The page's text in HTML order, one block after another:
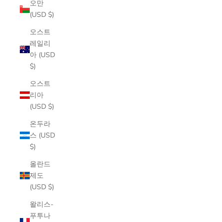
오만
(USD $)
오스트
레일리
아 (USD
$)
오스트
리아
(USD $)
온두라
스 (USD
$)
올란드
제도
(USD $)
왈리스-
푸투나